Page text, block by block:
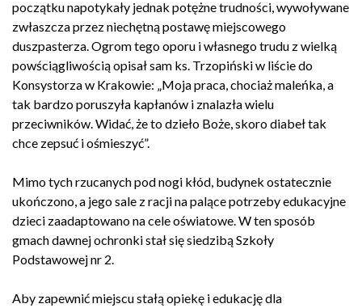
początku napotykały jednak potężne trudności, wywoływane
zwłaszcza przez niechętną postawę miejscowego
duszpasterza. Ogrom tego oporu i własnego trudu z wielką
powściągliwością opisał sam ks. Trzopiński w liście do
Konsystorza w Krakowie: „Moja praca, chociaż maleńka, a
tak bardzo poruszyła kapłanów i znalazła wielu
przeciwników. Widać, że to dzieło Boże, skoro diabeł tak
chce zepsuć i ośmieszyć”.
Mimo tych rzucanych pod nogi kłód, budynek ostatecznie
ukończono, a jego sale z racji na palące potrzeby edukacyjne
dzieci zaadaptowano na cele oświatowe. W ten sposób
gmach dawnej ochronki stał się siedzibą Szkoły
Podstawowej nr 2.
Aby zapewnić miejscu stałą opiekę i edukację dla